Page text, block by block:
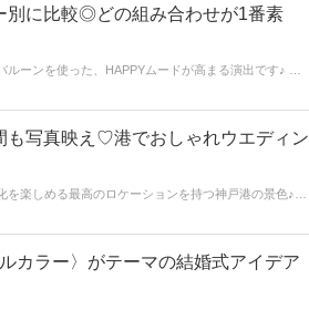
別に比較◎どの組み合わせが1番素
ーンを使った、HAPPYムードが高まる演出です♪ こ
るんです♡♡実際に、バルーン演出をされた先輩花嫁さ
も写真映え♡港でおしゃれウエディン
楽しめる最高のロケーションを持つ神戸港の景色♪今
グをご紹介していきます♡
カラー〉がテーマの結婚式アイデア